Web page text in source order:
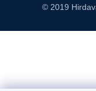
© 2019